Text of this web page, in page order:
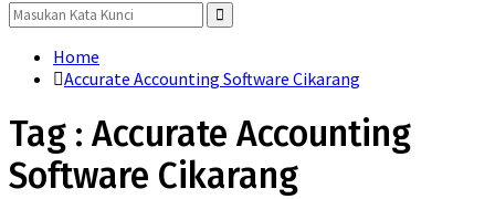
Search
for:
Search
Home
Accurate Accounting Software Cikarang
Tag : Accurate Accounting
Software Cikarang